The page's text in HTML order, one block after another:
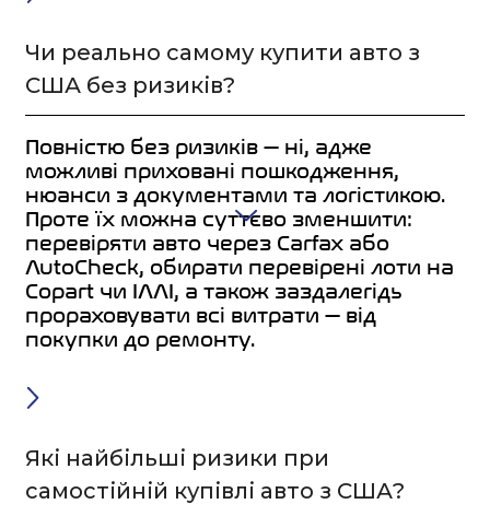
Чи реально самому купити авто з
США без ризиків?
Повністю без ризиків — ні, адже
можливі приховані пошкодження,
нюанси з документами та логістикою.
Проте їх можна суттєво зменшити:
перевіряти авто через Carfax або
AutoCheck, обирати перевірені лоти на
Copart чи IAAI, а також заздалегідь
прораховувати всі витрати — від
покупки до ремонту.
Які найбільші ризики при
самостійній купівлі авто з США?